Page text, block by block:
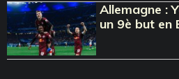
Allemagne :
un 9è but en